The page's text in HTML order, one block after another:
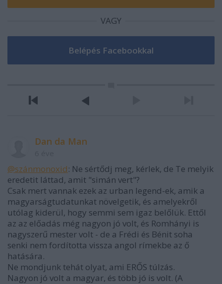
VAGY
Dan da Man
@szánmonoxid: Ne sértődj meg, kérlek, de Te melyik
eredetit láttad, amit "simán vert"?
Csak mert vannak ezek az urban legend-ek, amik a
magyarságtudatunkat növelgetik, és amelyekről
utólag kiderül, hogy semmi sem igaz belőlük. Ettől
az az előadás még nagyon jó volt, és Romhányi is
nagyszerű mester volt - de a Frédi és Bénit soha
senki nem fordította vissza angol rímekbe az ő
hatására.
Ne mondjunk tehát olyat, ami ERŐS túlzás.
Nagyon jó volt a magyar, és több jó is volt. (A